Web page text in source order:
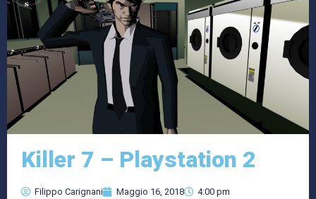
Killer 7 – Playstation 2
Filippo Carignani Maggio 16, 2018
4:00 pm